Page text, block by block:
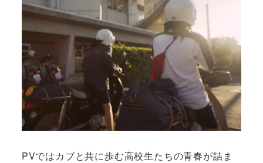
PVではカブと共に歩む高校生たちの青春が詰ま